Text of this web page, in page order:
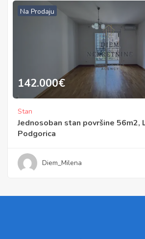
Na Prodaju
142.000€
Stan
Jednosoban stan površine 56m2,
Podgorica
Diem_Milena